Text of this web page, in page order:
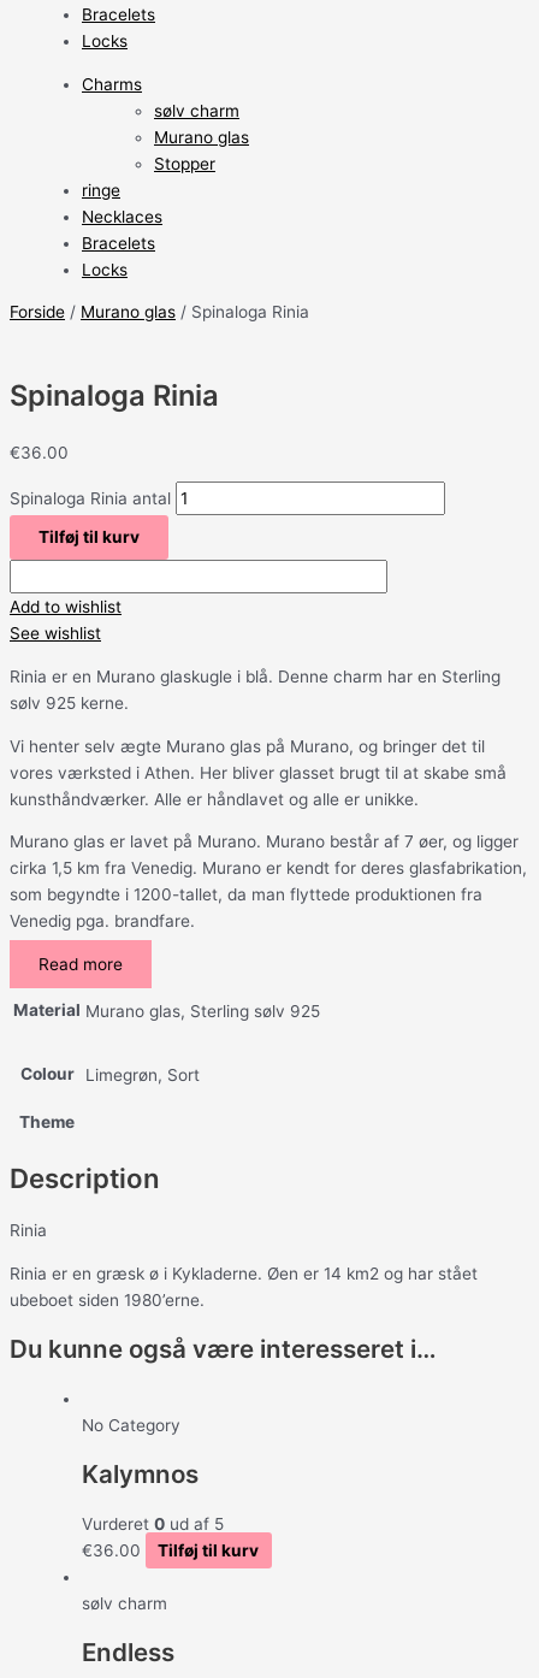
Bracelets
Locks
Charms
sølv charm
Murano glas
Stopper
ringe
Necklaces
Bracelets
Locks
Forside / Murano glas / Spinaloga Rinia
Spinaloga Rinia
€36.00
Spinaloga Rinia antal
Tilføj til kurv
Add to wishlist
See wishlist
Rinia er en Murano glaskugle i blå. Denne charm har en Sterling
sølv 925 kerne.
Vi henter selv ægte Murano glas på Murano, og bringer det til
vores værksted i Athen. Her bliver glasset brugt til at skabe små
kunsthåndværker. Alle er håndlavet og alle er unikke.
Murano glas er lavet på Murano. Murano består af 7 øer, og ligger
cirka 1,5 km fra Venedig. Murano er kendt for deres glasfabrikation,
som begyndte i 1200-tallet, da man flyttede produktionen fra
Venedig pga. brandfare.
Read more
Material Murano glas, Sterling sølv 925
Colour Limegrøn, Sort
Theme
Description
Rinia
Rinia er en græsk ø i Kykladerne. Øen er 14 km2 og har stået
ubeboet siden 1980’erne.
Du kunne også være interesseret i…
No Category
Kalymnos
Vurderet 0 ud af 5
€36.00 Tilføj til kurv
sølv charm
Endless